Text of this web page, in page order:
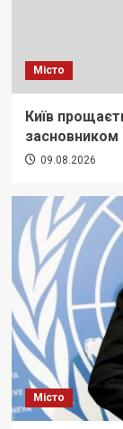
Місто
Київ
засновником
09.08.2026
Місто